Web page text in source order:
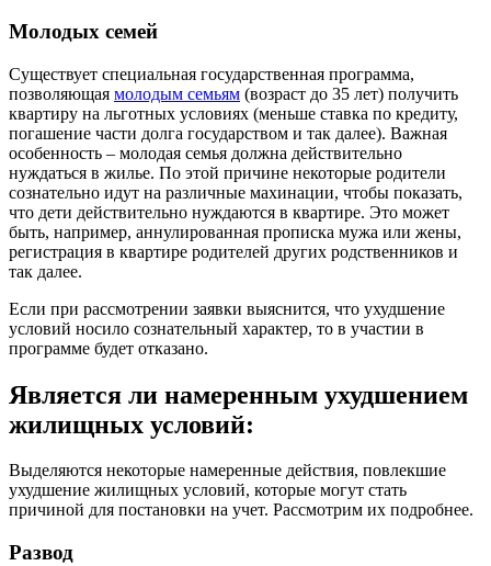
Молодых семей
Существует специальная государственная программа,
позволяющая молодым семьям (возраст до 35 лет) получить
квартиру на льготных условиях (меньше ставка по кредиту,
погашение части долга государством и так далее). Важная
особенность – молодая семья должна действительно
нуждаться в жилье. По этой причине некоторые родители
сознательно идут на различные махинации, чтобы показать,
что дети действительно нуждаются в квартире. Это может
быть, например, аннулированная прописка мужа или жены,
регистрация в квартире родителей других родственников и
так далее.
Если при рассмотрении заявки выяснится, что ухудшение
условий носило сознательный характер, то в участии в
программе будет отказано.
Является ли намеренным ухудшением
жилищных условий:
Выделяются некоторые намеренные действия, повлекшие
ухудшение жилищных условий, которые могут стать
причиной для постановки на учет. Рассмотрим их подробнее.
Развод